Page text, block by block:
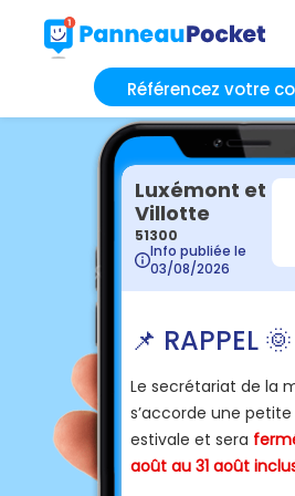
Référencez votre
Luxémont et
Villotte
51300
Info publiée le
03/08/2026
📌 RAPPEL 🌞
Le secrétariat de la
s’accorde une
estivale et sera
août au 31 août